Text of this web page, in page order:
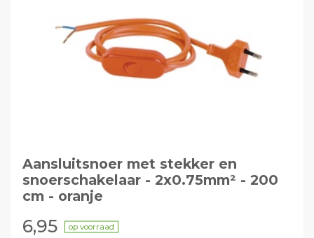
Aansluitsnoer met stekker en
snoerschakelaar - 2x0.75mm² - 200
cm - oranje
6,95 op voorraad